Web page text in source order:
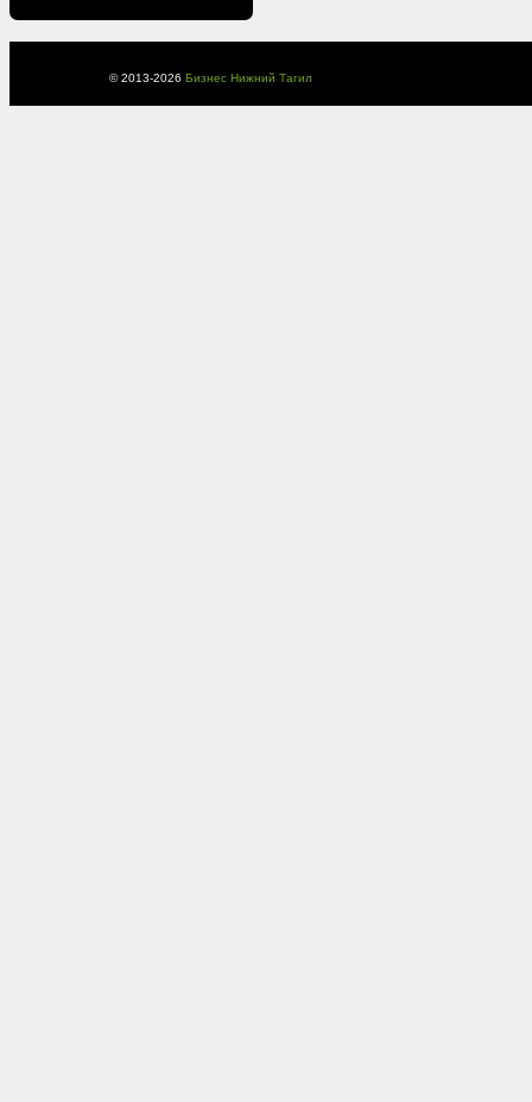
© 2013-2026 Бизнес Нижний Тагил